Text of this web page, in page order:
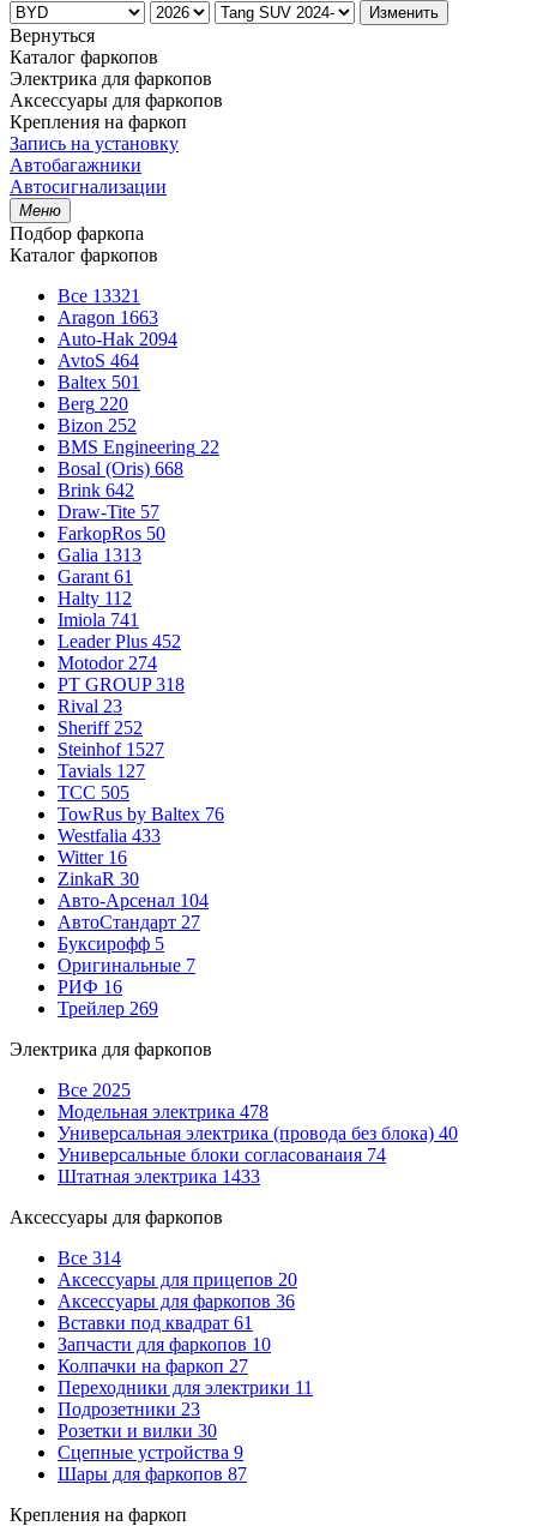
Изменить
Вернуться
Каталог фаркопов
Электрика для фаркопов
Аксессуары для фаркопов
Крепления на фаркоп
Запись на установку
Автобагажники
Автосигнализации
Меню
Подбор фаркопа
Каталог фаркопов
Все 13321
Aragon 1663
Auto-Hak 2094
AvtoS 464
Baltex 501
Berg 220
Bizon 252
BMS Engineering 22
Bosal (Oris) 668
Brink 642
Draw-Tite 57
FarkopRos 50
Galia 1313
Garant 61
Halty 112
Imiola 741
Leader Plus 452
Motodor 274
PT GROUP 318
Rival 23
Sheriff 252
Steinhof 1527
Tavials 127
TCC 505
TowRus by Baltex 76
Westfalia 433
Witter 16
ZinkaR 30
Авто-Арсенал 104
АвтоСтандарт 27
Буксирофф 5
Оригинальные 7
РИФ 16
Трейлер 269
Электрика для фаркопов
Все 2025
Модельная электрика 478
Универсальная электрика (провода без блока) 40
Универсальные блоки согласованаия 74
Штатная электрика 1433
Аксессуары для фаркопов
Все 314
Аксессуары для прицепов 20
Аксессуары для фаркопов 36
Вставки под квадрат 61
Запчасти для фаркопов 10
Колпачки на фаркоп 27
Переходники для электрики 11
Подрозетники 23
Розетки и вилки 30
Сцепные устройства 9
Шары для фаркопов 87
Крепления на фаркоп